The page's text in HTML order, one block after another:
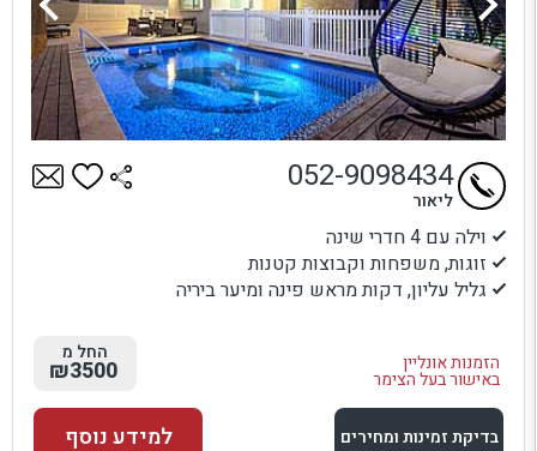
וילה עם 4 חדרי שינה
זוגות, משפחות וקבוצות קטנות
גליל עליון, דקות מראש פינה ומיער ביריה
הזמנות אונליין
באישור בעל הצימר
052-9098434
ליאור
החל מ
₪3500
בדיקת זמינות ומחירים למידע נוסף